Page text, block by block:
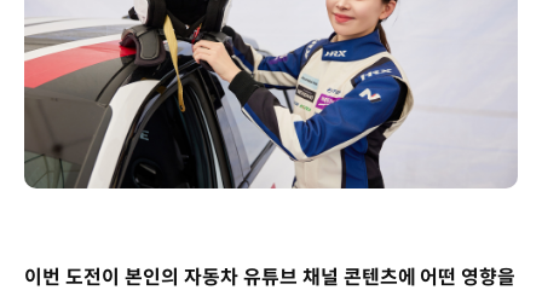
이번 도전이 본인의 자동차 유튜브 채널 콘텐츠에 어떤 영향을